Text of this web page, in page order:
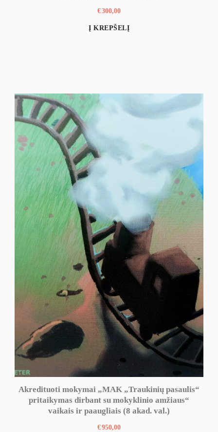
€300,00
Į KREPŠELĮ
Akredituoti mokymai „MAK „Traukinių pasaulis“
pritaikymas dirbant su mokyklinio amžiaus“
vaikais ir paaugliais (8 akad. val.)
€950,00